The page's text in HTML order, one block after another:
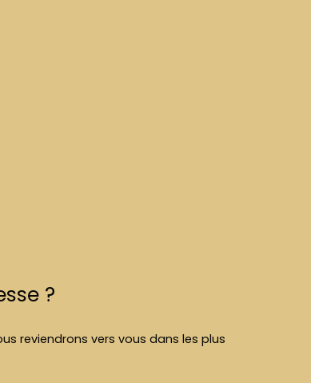
?
reviendrons vers vous dans les plus